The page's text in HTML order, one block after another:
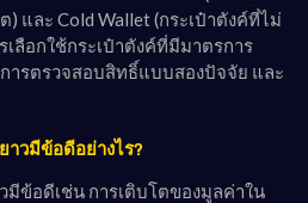
และ Cold Wallet (กระเป๋าตังค์ที่ไม่
ลือกใช้กระเป๋าตังค์ที่มีมาตรการ
ารตรวจสอบสิทธิ์แบบสองปัจจัย และ
าวมีข้อดีอย่างไร?
มีข้อดีเช่น การเติบโตของมูลค่าใน